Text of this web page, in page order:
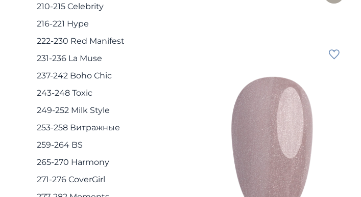
210-215 Celebrity
216-221 Hype
222-230 Red Manifest
231-236 La Muse
237-242 Boho Chic
243-248 Toxic
249-252 Milk Style
253-258 Витражные
259-264 BS
265-270 Harmony
271-276 CoverGirl